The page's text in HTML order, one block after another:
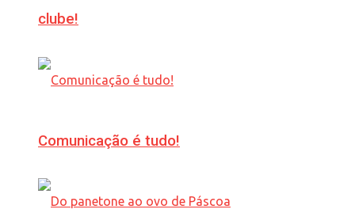
clube!
Comunicação é tudo!